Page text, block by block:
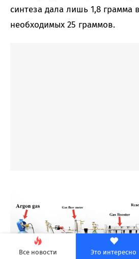
Все новости Это интересно
синтеза дала лишь 1,8 грамма
необходимых 25 граммов.